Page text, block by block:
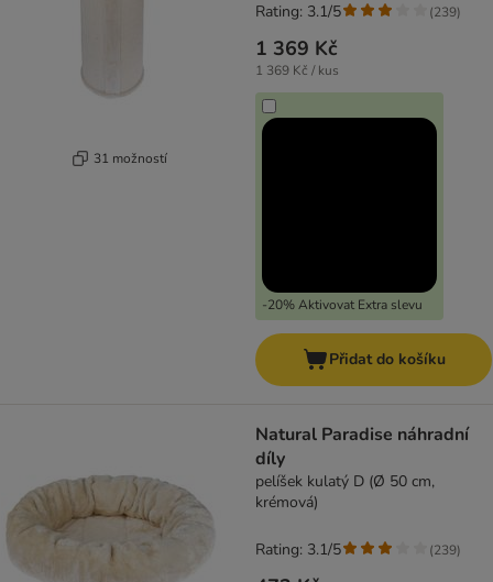
31 možností
1 369 Kč
1 369 Kč / kus
-20% Aktivovat Extra slevu
Rating: 3.1/5 (239)
Přidat do košíku
Natural Paradise náhradní
díly
pelíšek kulatý D (Ø 50 cm,
krémová)
Rating: 3.1/5 (239)